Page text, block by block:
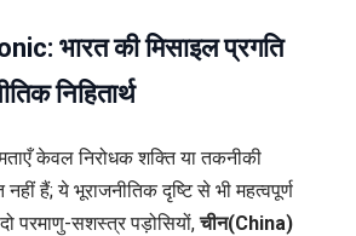
भारत की मिसाइल प्रगति
निहितार्थ
केवल निरोधक शक्ति या तकनीकी
हैं; ये भूराजनीतिक दृष्टि से भी महत्वपूर्ण
परमाणु-सशस्त्र पड़ोसियों,चीन(China)